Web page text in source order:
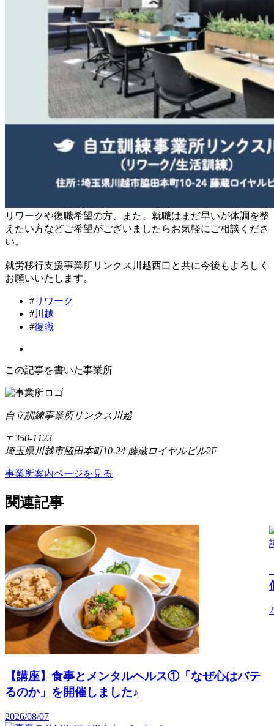
リワークや復職希望の方、また、就職はまだ早いが体調を整
えたい方などご希望がございましたらお気軽にご相談くださ
い。
就労移行支援事業所リンクス川越西口と共に今後もよろしく
お願いいたします。
#リワーク
#川越
#復職
この記事を書いた事業所
自立訓練事業所リンクス川越
〒350-1123
埼玉県川越市脇田本町10-24 藤蔵ロイヤルビル2F
事業所案内ページを見る
関連記事
【講座】食事とメンタルヘルス①「なぜ心はバテ
るのか」を開催しました♪
2026/08/07